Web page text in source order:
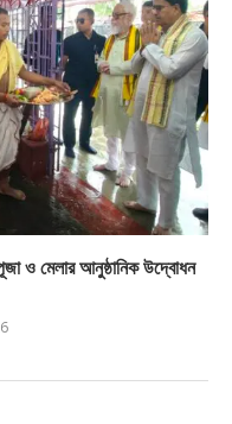
পূজা ও মেলার আনুষ্ঠানিক উদ্বোধন